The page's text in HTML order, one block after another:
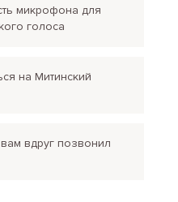
микрофона для
голоса
на Митинский
вдруг позвонил